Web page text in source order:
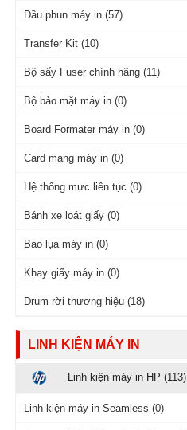
Đầu phun máy in (57)
Transfer Kit (10)
Bộ sấy Fuser chính hãng (11)
Bộ bảo mặt máy in (0)
Board Formater máy in (0)
Card mạng máy in (0)
Hệ thống mực liên tục (0)
Bánh xe loát giấy (0)
Bao lụa máy in (0)
Khay giấy máy in (0)
Drum rời thương hiệu (18)
LINH KIỆN MÁY IN
Linh kiện máy in HP (113)
Linh kiện máy in Seamless (0)